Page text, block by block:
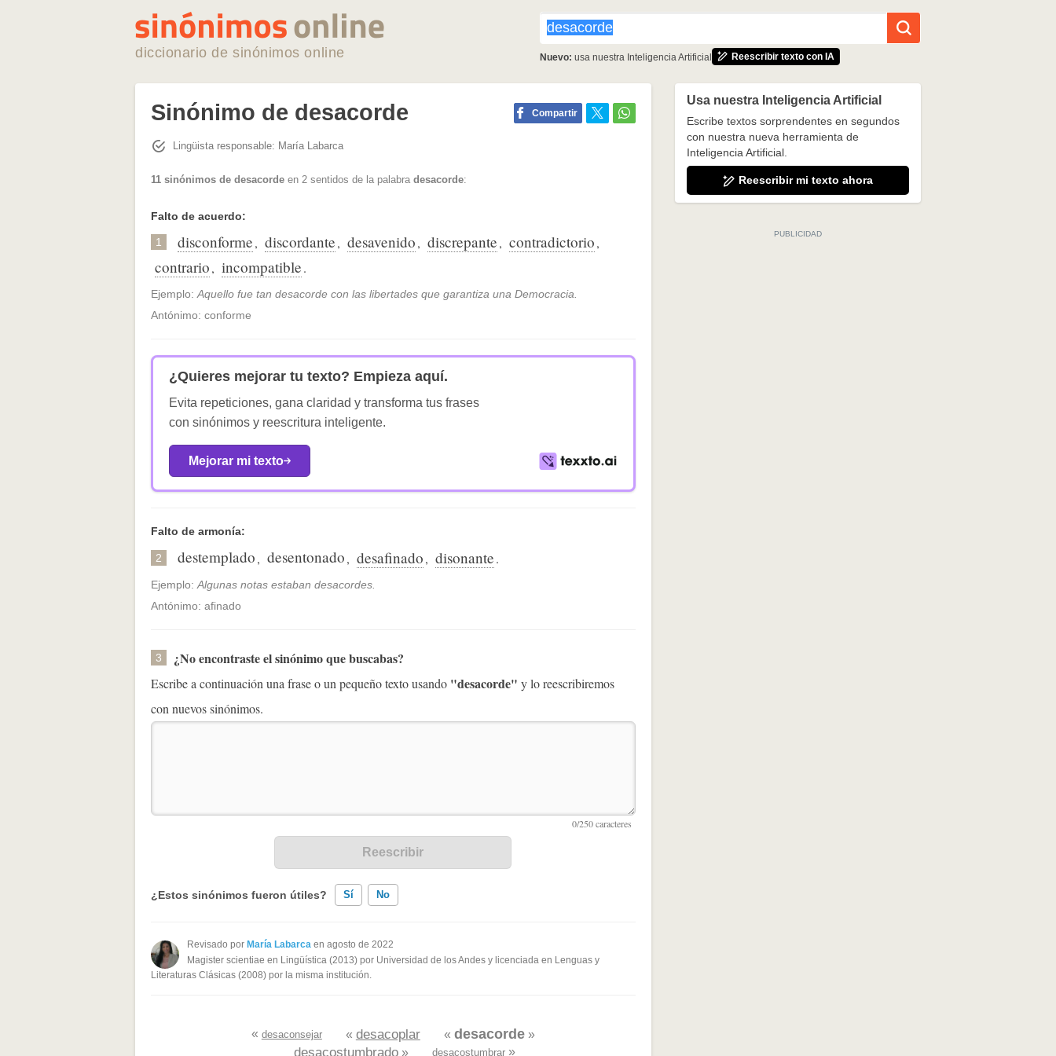
diccionario de sinónimos online Nuevo: usa nuestra Inteligencia Artificial Reescribir texto con IA
Sinónimo de desacorde Compartir
Lingüista responsable: María Labarca
11 sinónimos de desacorde en 2 sentidos de la palabra desacorde:
Falto de acuerdo:
1 disconforme, discordante, desavenido, discrepante, contradictorio,
contrario, incompatible.
Ejemplo:Aquello fue tan desacorde con las libertades que garantiza una Democracia.
Antónimo: conforme
¿Quieres mejorar tu texto? Empieza aquí.
Evita repeticiones, gana claridad y transforma tus frases
con sinónimos y reescritura inteligente.
Mejorar mi texto
Falto de armonía:
2 destemplado, desentonado, desafinado, disonante.
Ejemplo: Algunas notas estaban desacordes.
Antónimo: afinado
3 ¿No encontraste el sinónimo que buscabas?
Escribe a continuación una frase o un pequeño texto usando "desacorde" y lo reescribiremos
con nuevos sinónimos.
¿Estos sinónimos fueron útiles? Sí No
Existen sinónimos incorrectos
Ninguno de los sinónimos presentados me ayudó
Revisado por María Labarca en agosto de 2022
Magister scientiae en Lingüística (2013) por Universidad de los Andes y licenciada en Lenguas y
Literaturas Clásicas (2008) por la misma institución.
« desaconsejar « desacoplar « desacorde »
desacostumbrado » desacostumbrar »
Usa nuestra Inteligencia Artificial
Escribe textos sorprendentes en segundos
con nuestra nueva herramienta de
Inteligencia Artificial.
Reescribir mi texto ahora